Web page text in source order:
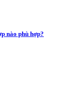
nào phù hợp?